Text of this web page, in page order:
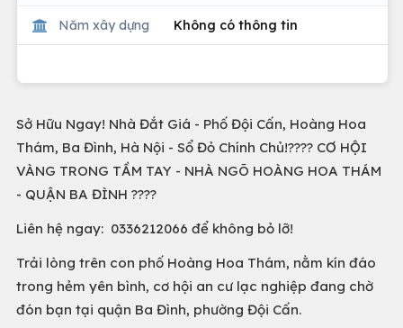
Năm xây dựng Không có thông tin
Sở Hữu Ngay! Nhà Đắt Giá - Phố Đội Cấn, Hoàng Hoa
Thám, Ba Đình, Hà Nội - Sổ Đỏ Chính Chủ!???? CƠ HỘI
VÀNG TRONG TẦM TAY - NHÀ NGÕ HOÀNG HOA THÁM
- QUẬN BA ĐÌNH ????
Liên hệ ngay: 0336212066 để không bỏ lỡ!
Trải lòng trên con phố Hoàng Hoa Thám, nằm kín đáo
trong hẻm yên bình, cơ hội an cư lạc nghiệp đang chờ
đón bạn tại quận Ba Đình, phường Đội Cấn.